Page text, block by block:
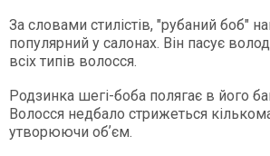
За словами стилістів, "рубаний боб"
популярний у салонах. Він пасує
всіх типів волосся.
Родзинка шегі-боба полягає в його
Волосся недбало стрижеться
утворюючи обʼєм.